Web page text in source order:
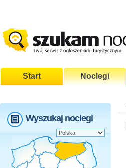
Start Noclegi
Wyszukaj noclegi